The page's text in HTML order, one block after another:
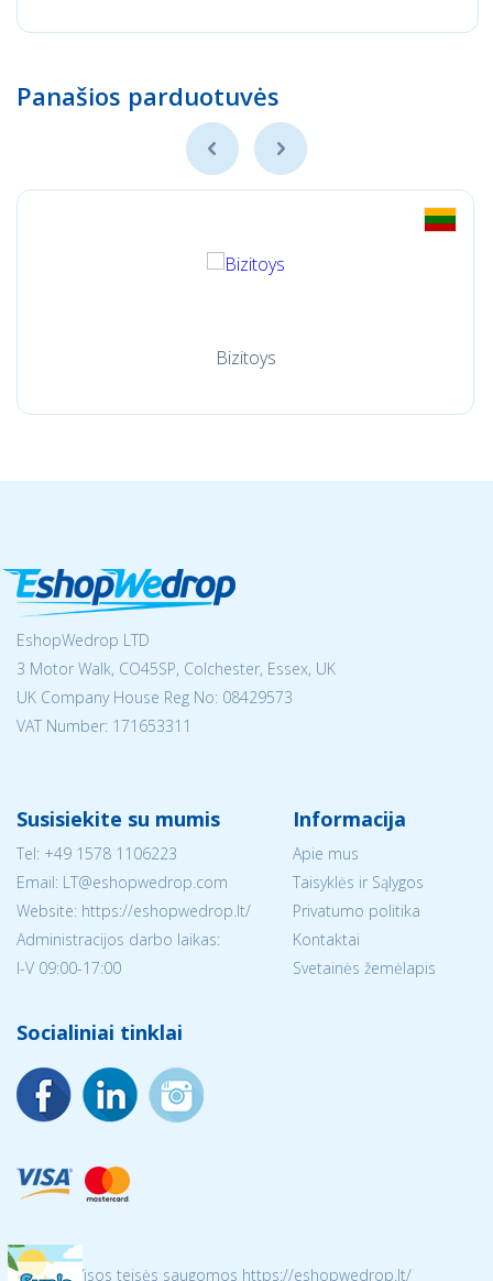
Panašios parduotuvės
Bizitoys
EshopWedrop LTD
3 Motor Walk, CO45SP, Colchester, Essex, UK
UK Company House Reg No: 08429573
VAT Number: 171653311
Susisiekite su mumis
Tel: +49 1578 1106223
Email: LT@eshopwedrop.com
Website: https://eshopwedrop.lt/
Administracijos darbo laikas:
I-V 09:00-17:00
Informacija
Apie mus
Taisyklės ir Sąlygos
Privatumo politika
Kontaktai
Svetainės žemėlapis
Socialiniai tinklai
© 2026 Visos teisės saugomos https://eshopwedrop.lt/